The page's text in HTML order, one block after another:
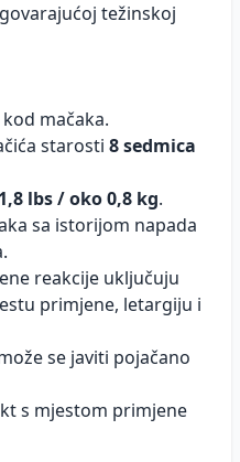
težinskoj
mačaka.
starosti 8 sedmica
1,8 lbs / oko 0,8 kg.
sa istorijom napada
reakcije uključuju
primjene, letargiju i
se javiti pojačano
s mjestom primjene